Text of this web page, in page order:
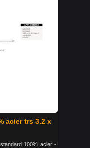
acier trs 3.2 x
100% acier -